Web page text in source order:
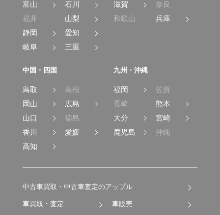
富山
石川
福井
山梨
静岡
愛知
岐阜
三重
滋賀
奈良
和歌山
兵庫
中国・四国
鳥取
島根
岡山
広島
山口
徳島
香川
愛媛
高知
九州・沖縄
福岡
佐賀
長崎
熊本
大分
宮崎
鹿児島
沖縄
中古車買取・中古車査定のアップル
車買取・査定 車販売